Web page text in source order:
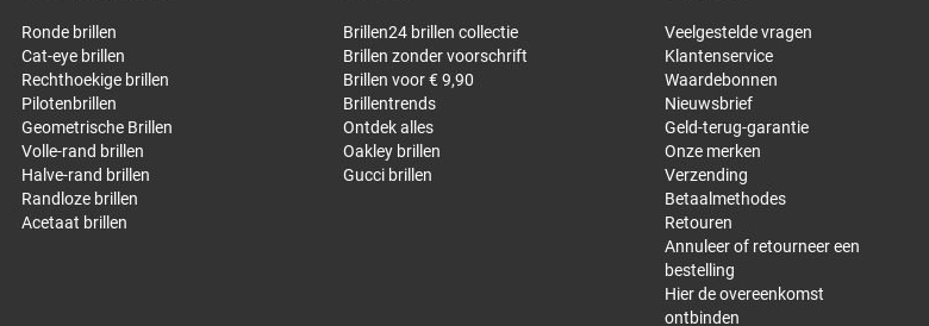
Ronde brillen
Cat-eye brillen
Rechthoekige brillen
Pilotenbrillen
Geometrische Brillen
Volle-rand brillen
Halve-rand brillen
Randloze brillen
Acetaat brillen
Brillen24 brillen collectie
Brillen zonder voorschrift
Brillen voor € 9,90
Brillentrends
Ontdek alles
Oakley brillen
Gucci brillen
Veelgestelde vragen
Klantenservice
Waardebonnen
Nieuwsbrief
Geld-terug-garantie
Onze merken
Verzending
Betaalmethodes
Retouren
Annuleer of retourneer een
bestelling
Hier de overeenkomst
ontbinden